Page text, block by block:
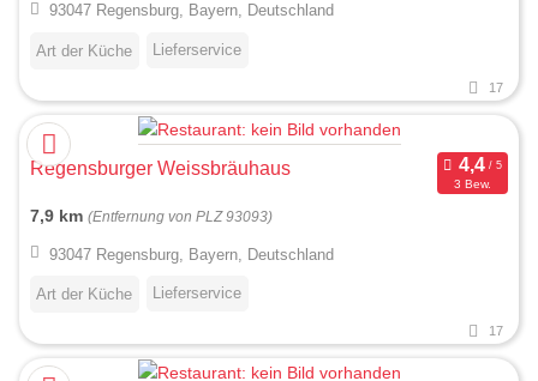
93047 Regensburg, Bayern, Deutschland
Art der Küche Lieferservice
17
Regensburger Weissbräuhaus
3 Bew.
7,9 km (Entfernung von PLZ 93093)
93047 Regensburg, Bayern, Deutschland
Art der Küche Lieferservice
17